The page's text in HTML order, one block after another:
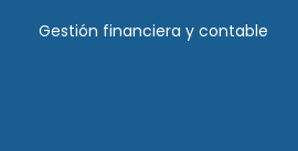
Gestión financiera y contable